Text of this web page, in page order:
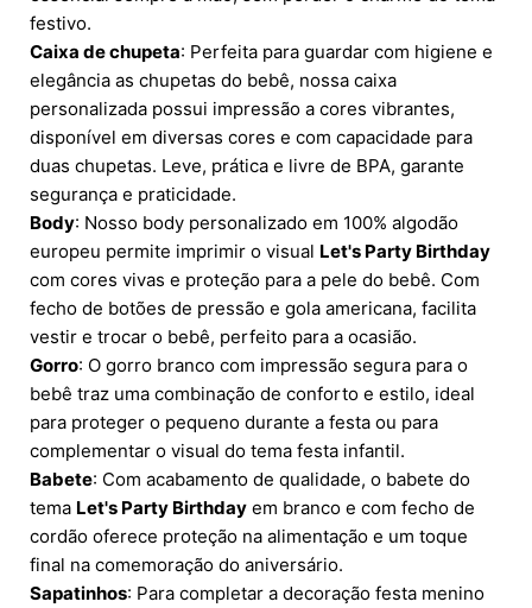
festivo.
Caixa de chupeta: Perfeita para guardar com higiene e
elegância as chupetas do bebê, nossa caixa
personalizada possui impressão a cores vibrantes,
disponível em diversas cores e com capacidade para
duas chupetas. Leve, prática e livre de BPA, garante
segurança e praticidade.
Body: Nosso body personalizado em 100% algodão
europeu permite imprimir o visual Let's Party Birthday
com cores vivas e proteção para a pele do bebê. Com
fecho de botões de pressão e gola americana, facilita
vestir e trocar o bebê, perfeito para a ocasião.
Gorro: O gorro branco com impressão segura para o
bebê traz uma combinação de conforto e estilo, ideal
para proteger o pequeno durante a festa ou para
complementar o visual do tema festa infantil.
Babete: Com acabamento de qualidade, o babete do
tema Let's Party Birthday em branco e com fecho de
cordão oferece proteção na alimentação e um toque
final na comemoração do aniversário.
Sapatinhos: Para completar a decoração festa menino